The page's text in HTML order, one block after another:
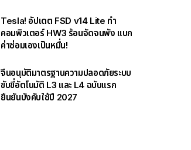
Tesla! อัปเดต FSD v14 Lite ทำ
คอมพิวเตอร์ HW3 ร้อนจัดจนพัง แบก
ค่าซ่อมเองเป็นหมื่น!
จีนอนุมัติมาตรฐานความปลอดภัยระบบ
ขับขี่อัตโนมัติ L3 และ L4 ฉบับแรก
ยืนยันบังคับใช้ปี 2027